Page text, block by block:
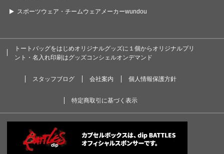
スポーツウェア・チームウェアメーカーwundou
トートバッグをはじめオリジナルグッズに１個からオリジナルプリ
ント・名入れ印刷はグッズコンシェルオンデマンド
スタッフブログ 会社案内 個人情報保護方針
特定商取引に基づく表示